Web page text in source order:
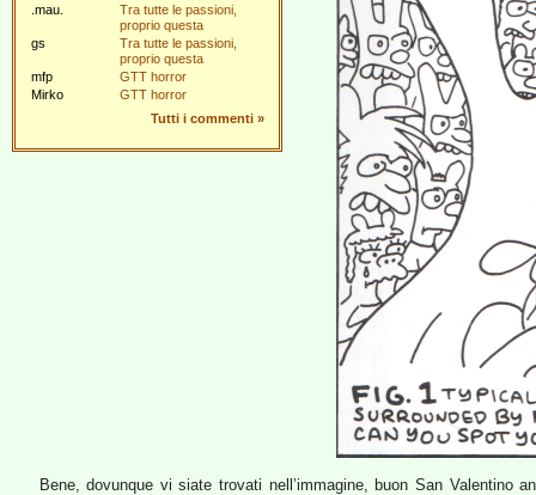
.mau.
Tra tutte le passioni,
proprio questa
gs
Tra tutte le passioni,
proprio questa
mfp
GTT horror
Mirko
GTT horror
Tutti i commenti »
Bene, dovunque vi siate trovati nell’immagine, buon San